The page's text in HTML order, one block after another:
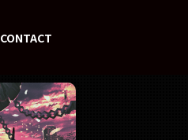
CONTACT